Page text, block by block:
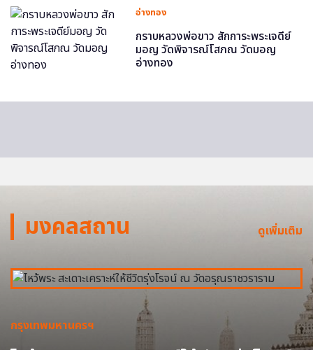
อ่างทอง
กราบหลวงพ่อขาว สักการะพระเจดีย์
มอญ วัดพิจารณ์โสภณ วัดมอญ
อ่างทอง
มงคลสถาน ดูเพิ่มเติม
กรุงเทพมหานครฯ